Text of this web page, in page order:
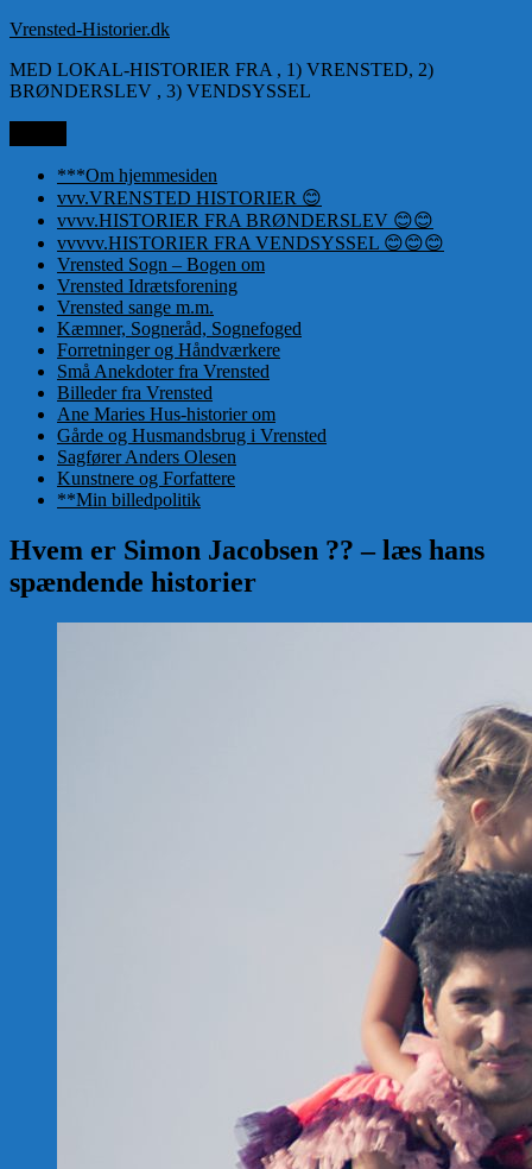
Videre
indhold
Vrensted-Historier.dk
MED LOKAL-HISTORIER FRA , 1) VRENSTED, 2)
BRØNDERSLEV , 3) VENDSYSSEL
***Om hjemmesiden
vvv.VRENSTED HISTORIER 😊
vvvv.HISTORIER FRA BRØNDERSLEV 😊😊
vvvvv.HISTORIER FRA VENDSYSSEL 😊😊😊
Vrensted Sogn – Bogen om
Vrensted Idrætsforening
Vrensted sange m.m.
Kæmner, Sogneråd, Sognefoged
Forretninger og Håndværkere
Små Anekdoter fra Vrensted
Billeder fra Vrensted
Ane Maries Hus-historier om
Gårde og Husmandsbrug i Vrensted
Sagfører Anders Olesen
Kunstnere og Forfattere
**Min billedpolitik
Hvem er Simon Jacobsen ?? – læs hans
spændende historier